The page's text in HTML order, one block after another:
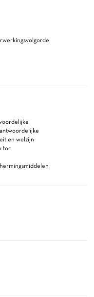
en welzijn
toe